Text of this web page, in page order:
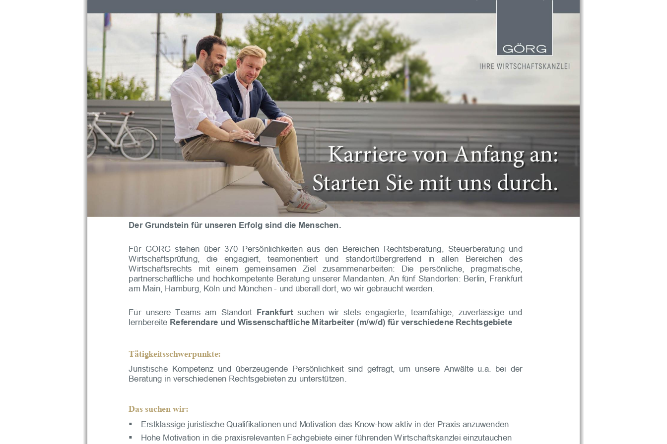
Der Grundstein für unseren Erfolg sind die Menschen
Für GÖRG stehen über 370 Persönlichkeiten aus den Bereichen Rechtsberatung, Steuerberatung und
Wirtschaftsprüfung,
die engagiert, teamorientiert und standortübergreifend in allen Bereichen
des
Wirtschaftsrechts
mit einem gemeinsamen Ziel zusammenarbeiten: Die persönliche,
pragmatische,
partnerschaftliche und hochkompetente Beratung unserer Mandanten. An fünf Standorten: Berlin, Frankfurt
am Main, Hamburg, Köln und München - und überall dort, wo wir gebraucht werden.
Für unsere Teams am Standort Frankfurt suchen wir stets engagierte, teamfähige, zuverlässige und
lernbereite Referendare und Wissenschaftliche Mitarbeiter (m/w/d) für verschiedene Rechtsgebiete
Tätigkeitsschwerpunkte:
Juristische Kompetenz und überzeugende Persönlichkeit sind gefragt, um unsere Anwälte u .a bei der
Beratung in verschiedenen Rechtsgebieten zu unterstützen
Das suchen wir:
▪ Erstklassige juristische Qualifikationen und Motivation das Know-how aktiv in der Praxis anzuwenden
▪
Hohe Motivation in die praxisrelevanten Fachgebiete einer führenden Wirtschaftskanzlei einzutauchen